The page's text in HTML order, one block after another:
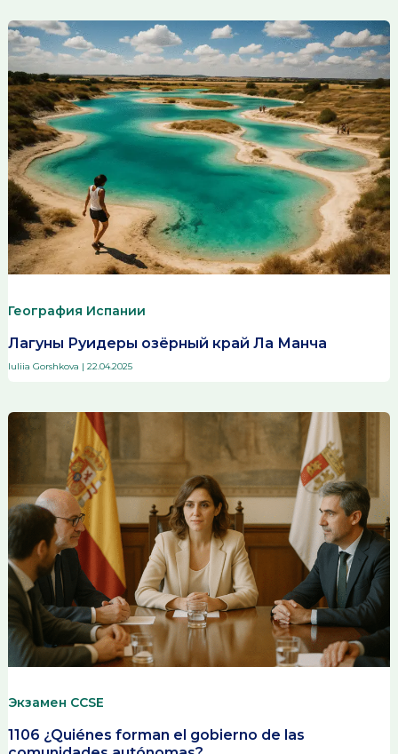
География Испании
Лагуны Руидеры озёрный край Ла Манча
Iuliia Gorshkova |22.04.2025
Экзамен CCSE
1106 ¿Quiénes forman el gobierno de las